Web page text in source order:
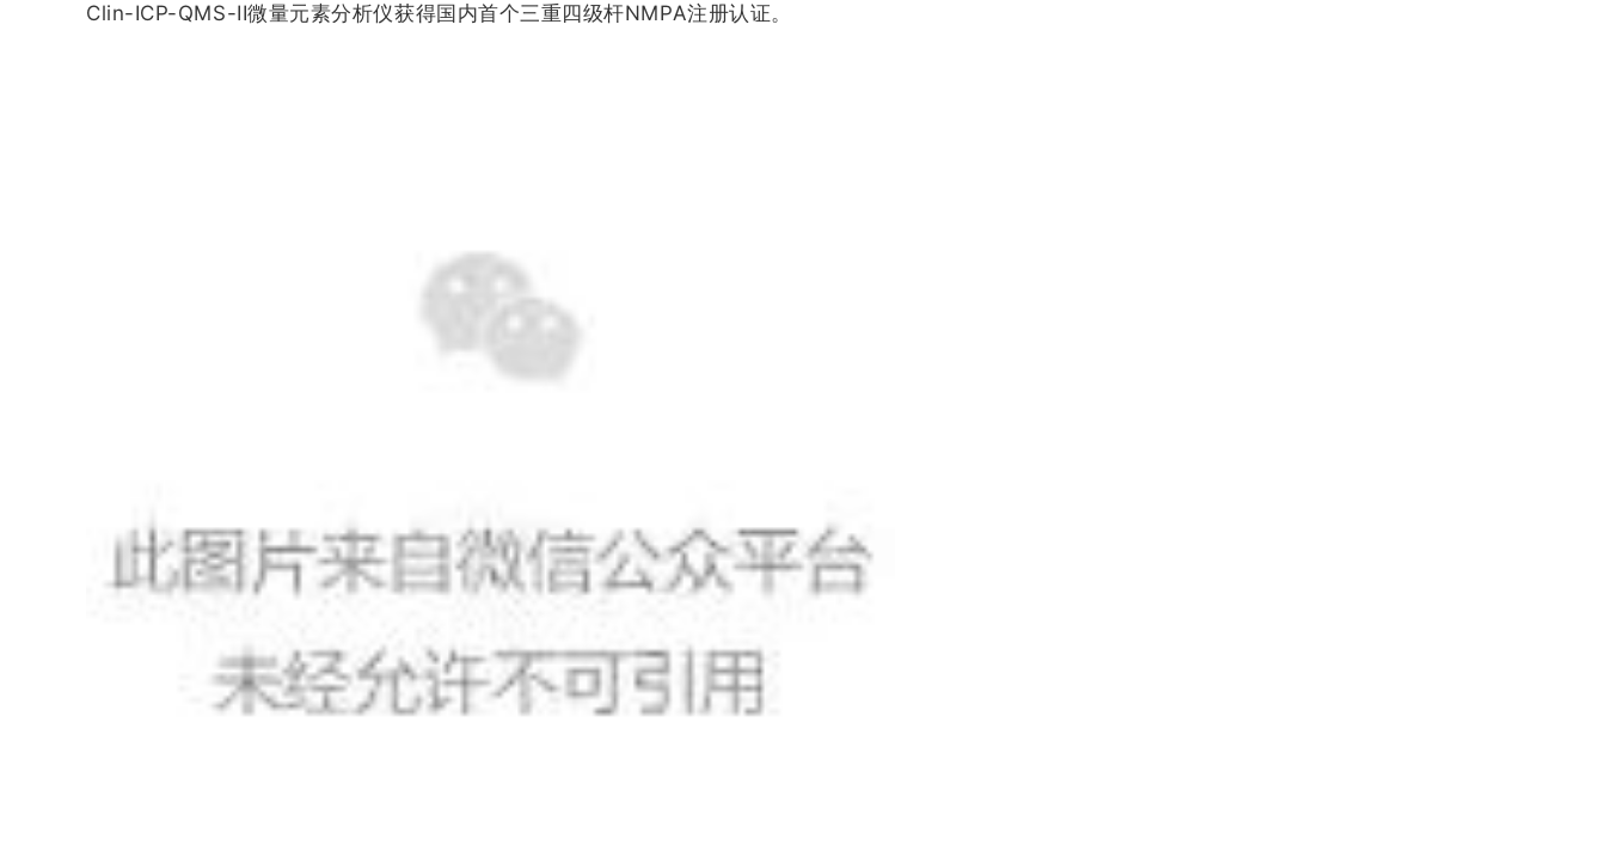
Clin-ICP-QMS-II微量元素分析仪获得国内首个三重四级杆NMPA注册认证。